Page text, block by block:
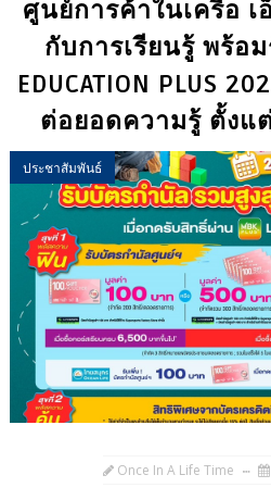
ศูนย์การค้าในเครือ
กับการเรียนรู้ พร้อ
EDUCATION PLUS
ต่อยอดความรู้ ตั้งแ
ประชาสัมพันธ์
Once In A Life Time